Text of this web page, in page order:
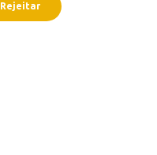
Rejeitar